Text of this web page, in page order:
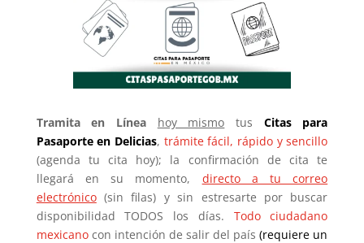
Tramita en Línea hoy mismo tus Citas
para
Pasaporte en Delicias, trámite fácil, rápido y sencillo
(agenda tu cita hoy); la confirmación de cita te
llegará en su momento, directo a tu correo
electrónico(sin filas) y sin estresarte por buscar
disponibilidad TODOS los días. Todo ciudadano
mexicanocon intención de salir del país(requiere un